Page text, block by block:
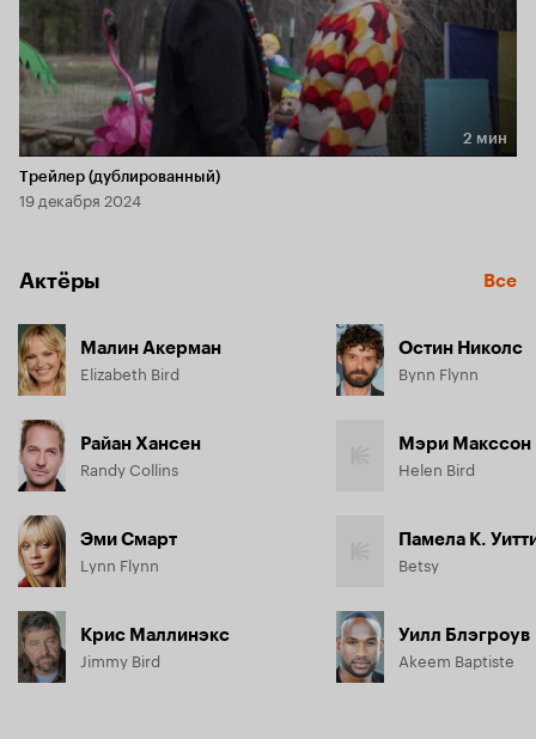
Длительность 2 мин
2 мин
Трейлер (дублированный)
19 декабря 2024
Актёры Все
Малин Акерман
Elizabeth Bird
Райан Хансен
Randy Collins
Эми Смарт
Lynn Flynn
Крис Маллинэкс
Jimmy Bird
Остин Николс
Bynn Flynn
Мэри Макссон
Helen Bird
Памела К.
Betsy
Уилл Блэгроув
Akeem Baptiste